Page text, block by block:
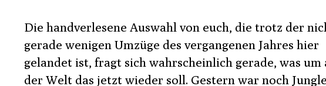
Die handverlesene Auswahl von euch, die trotz der
gerade wenigen Umzüge des vergangenen Jahres hier
gelandet ist, fragt sich wahrscheinlich gerade, was um
der Welt das jetzt wieder soll. Gestern war noch